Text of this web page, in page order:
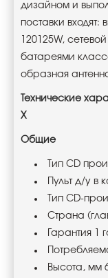
дизайном и
поставки входят:
120125W,
батареями
образная
Технические
X
Общие
Тип CD
Пульт д/у в
Тип CD-
Страна
Гарантия 1
Высота, мм